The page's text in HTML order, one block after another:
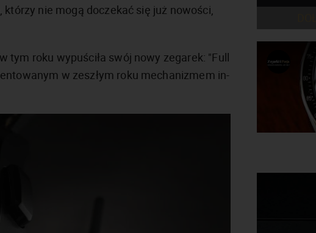
nie mogą doczekać się już nowości,
roku wypuściła swój nowy zegarek: "Full
w zeszłym roku mechanizmem in-